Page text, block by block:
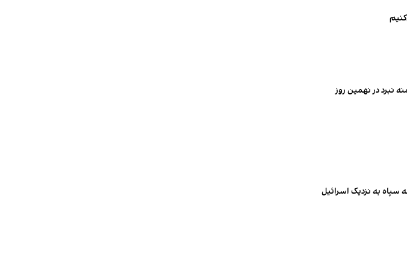
نبرد در نهمین روز
سپاه به نزدیک اسرائیل